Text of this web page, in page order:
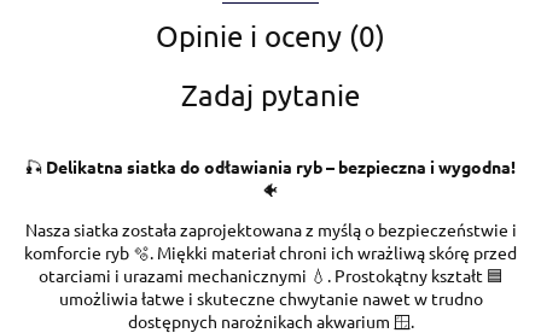
Opinie i oceny (0)
Zadaj pytanie
🎣 Delikatna siatka do odławiania ryb – bezpieczna i wygodna!
🐠
Nasza siatka została zaprojektowana z myślą o bezpieczeństwie i
komforcie ryb 🫧. Miękki materiał chroni ich wrażliwą skórę przed
otarciami i urazami mechanicznymi 💧. Prostokątny kształt 🟦
umożliwia łatwe i skuteczne chwytanie nawet w trudno
dostępnych narożnikach akwarium 🪟.